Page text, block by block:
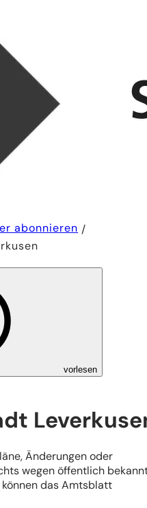
abonnieren
vorlesen
Änderungen oder
wegen öffentlich
das Amtsblatt